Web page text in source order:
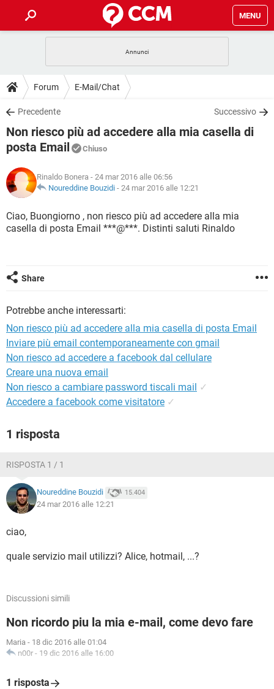
MENU
INTRATTENIMENTO
iOS
INSTAGRAM WHATSAPP
TIKTOK
HARDWARE
GUIDE
COVID-19
iOS
TIKTOK FACEBOOK
DOWNLOAD
COVID-19 GAMING
INTRATTENIMENTO
iOS WINDOWS 10
INSTAGRAM
TIKTOK FACEBOOK
FORUM
INTRATTENIMENTO ANDROID
INSTAGRAM WHATSAPP
GLOSSARIO
COVID-19
INTRATTENIMENTO ANDROID
TIKTOK
Forum E-Mail/Chat
Precedente Successivo
Non riesco più ad accedere alla mia casella di
posta Email
Chiuso
Rinaldo Bonera - 24 mar 2016 alle 06:56
Noureddine Bouzidi - 24 mar 2016 alle 12:21
Ciao, Buongiorno , non riesco più ad accedere alla mia
casella di posta Email ***@***. Distinti saluti Rinaldo
Share
Potrebbe anche interessarti:
Non riesco più ad accedere alla mia casella di posta Email
Inviare più email contemporaneamente con gmail
Non riesco ad accedere a facebook dal cellulare
Creare una nuova email
Non riesco a cambiare password tiscali mail ✓
Accedere a facebook come visitatore ✓
1 risposta
RISPOSTA 1 / 1
Noureddine Bouzidi 15.404
24 mar 2016 alle 12:21
ciao,
quale servizio mail utilizzi? Alice, hotmail, ...?
Discussioni simili
Non ricordo piu la mia e-mail, come devo fare
Maria - 18 dic 2016 alle 01:04
n00r - 19 dic 2016 alle 16:00
1 risposta